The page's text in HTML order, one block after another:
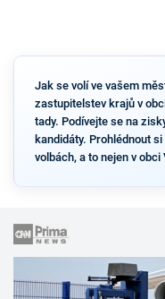
Jak se volí ve vašem
zastupitelstev krajů v
tady. Podívejte se na
kandidáty. Prohlédnout
volbách, a to nejen v obci